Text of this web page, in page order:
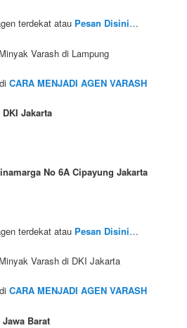
terdekat atau Pesan Disini…
Varash di Lampung
CARA MENJADI AGEN VARASH
Jakarta
No 6A Cipayung Jakarta
terdekat atau Pesan Disini…
Varash di DKI Jakarta
CARA MENJADI AGEN VARASH
Barat